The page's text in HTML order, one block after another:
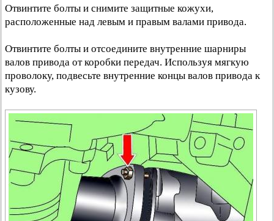
Отвинтите болты и снимите защитные кожухи,
расположенные над левым и правым валами привода.
Отвинтите болты и отсоедините внутренние шарниры
валов привода от коробки передач. Используя мягкую
проволоку, подвесьте внутренние концы валов привода к
кузову.